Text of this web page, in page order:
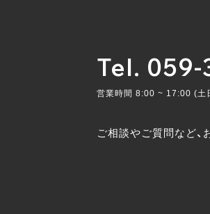
Tel. 059-
営業時間 8:00 ~ 17:00 (土
ご相談やご質問など、